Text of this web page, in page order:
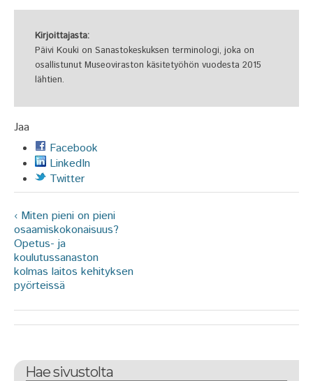
Kirjoittajasta:
Päivi Kouki on Sanastokeskuksen terminologi, joka on
osallistunut Museoviraston käsitetyöhön vuodesta 2015
lähtien.
Jaa
Facebook
LinkedIn
Twitter
‹ Miten pieni on pieni
osaamiskokonaisuus?
Opetus- ja
koulutussanaston
kolmas laitos kehityksen
pyörteissä
Hae sivustolta